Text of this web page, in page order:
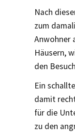
Nach
zum
Anwohner
Häusern,
den
Ein
damit
für die
zu den